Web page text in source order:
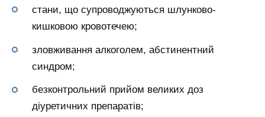
стани, що супроводжуються шлунково-
кишковою кровотечею;
зловживання алкоголем, абстинентний
синдром;
безконтрольний прийом великих доз
діуретичних препаратів;